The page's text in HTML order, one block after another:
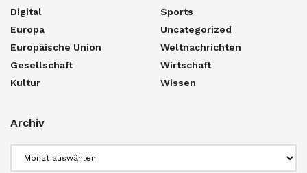
Digital
Europa
Europäische Union
Gesellschaft
Kultur
Sports
Uncategorized
Weltnachrichten
Wirtschaft
Wissen
Archiv